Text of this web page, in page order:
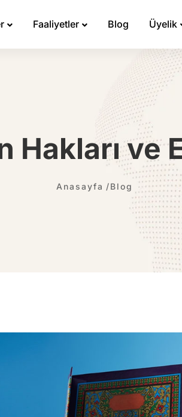
Faaliyetler Blog Üyelik
Hakları ve
Anasayfa Blog